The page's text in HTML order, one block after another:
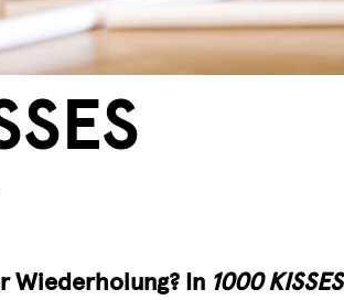
Wiederholung? In 1000 KISSES